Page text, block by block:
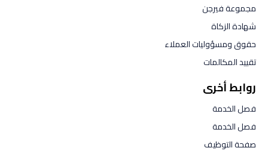
مجموعة فيرجن
شهادة الزكاة
حقوق ومسؤوليات العملاء
تقييد المكالمات
روابط أخرى
فصل الخدمة
فصل الخدمة
صفحة التوظيف